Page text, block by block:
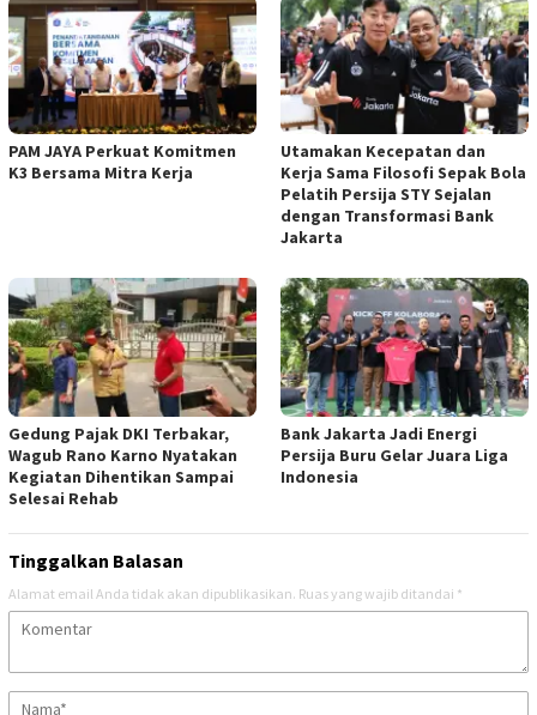
PAM JAYA Perkuat Komitmen
K3 Bersama Mitra Kerja
Utamakan Kecepatan dan
Kerja Sama Filosofi Sepak Bola
Pelatih Persija STY Sejalan
dengan Transformasi Bank
Jakarta
Gedung Pajak DKI Terbakar,
Wagub Rano Karno Nyatakan
Kegiatan Dihentikan Sampai
Selesai Rehab
Bank Jakarta Jadi Energi
Persija Buru Gelar Juara Liga
Indonesia
Tinggalkan Balasan
Alamat email Anda tidak akan dipublikasikan. Ruas yang wajib ditandai *